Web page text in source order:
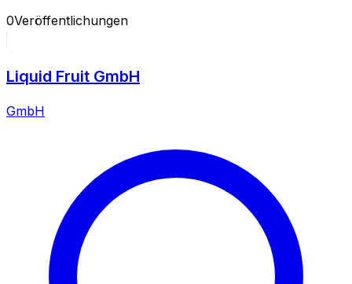
0Veröffentlichungen
Liquid Fruit GmbH
GmbH